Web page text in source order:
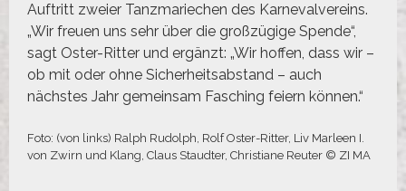
Auftritt zweier Tanzmariechen des Karnevalvereins.
„Wir freuen uns sehr über die großzügige Spende“,
sagt Oster-Ritter und ergänzt: „Wir hoffen, dass wir –
ob mit oder ohne Sicherheitsabstand – auch
nächstes Jahr gemeinsam Fasching feiern können.“
Foto: (von links) Ralph Rudolph, Rolf Oster-Ritter, Liv Marleen I.
von Zwirn und Klang, Claus Staudter, Christiane Reuter © ZI MA